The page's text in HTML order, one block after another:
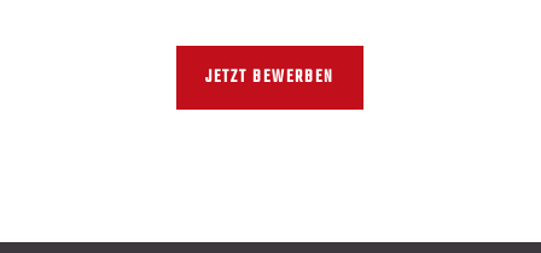
JETZT BEWERBEN